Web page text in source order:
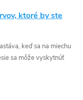
ktoré by ste
keď sa na miechu
sa môže vyskytnúť